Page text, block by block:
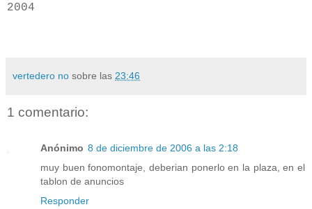
2004
vertedero no sobre las 23:46
1 comentario:
Anónimo 8 de diciembre de 2006 a las 2:18
muy buen fonomontaje, deberian ponerlo en la plaza, en el
tablon de anuncios
Responder